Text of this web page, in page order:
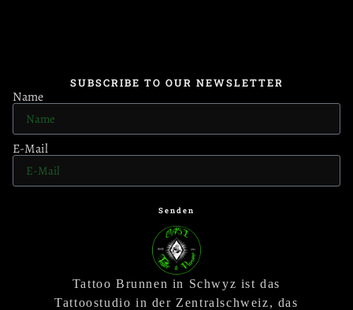
SUBSCRIBE TO OUR NEWSLETTER
Name
E-Mail
Senden
Tattoo Brunnen in Schwyz ist das
Tattoostudio in der Zentralschweiz, das